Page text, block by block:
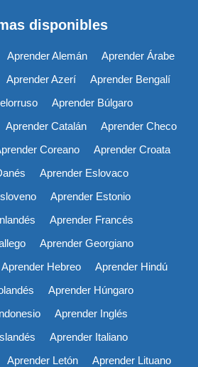
disponibles
Aprender Alemán
Aprender Árabe
Aprender Azerí
Aprender Bengalí
Aprender Búlgaro
Aprender Catalán
Aprender Checo
Coreano
Aprender Croata
Aprender Eslovaco
Aprender Estonio
Aprender Francés
Aprender Georgiano
Aprender Hebreo
Aprender Hindú
Aprender Húngaro
Aprender Inglés
Aprender Italiano
Aprender Letón
Aprender Lituano